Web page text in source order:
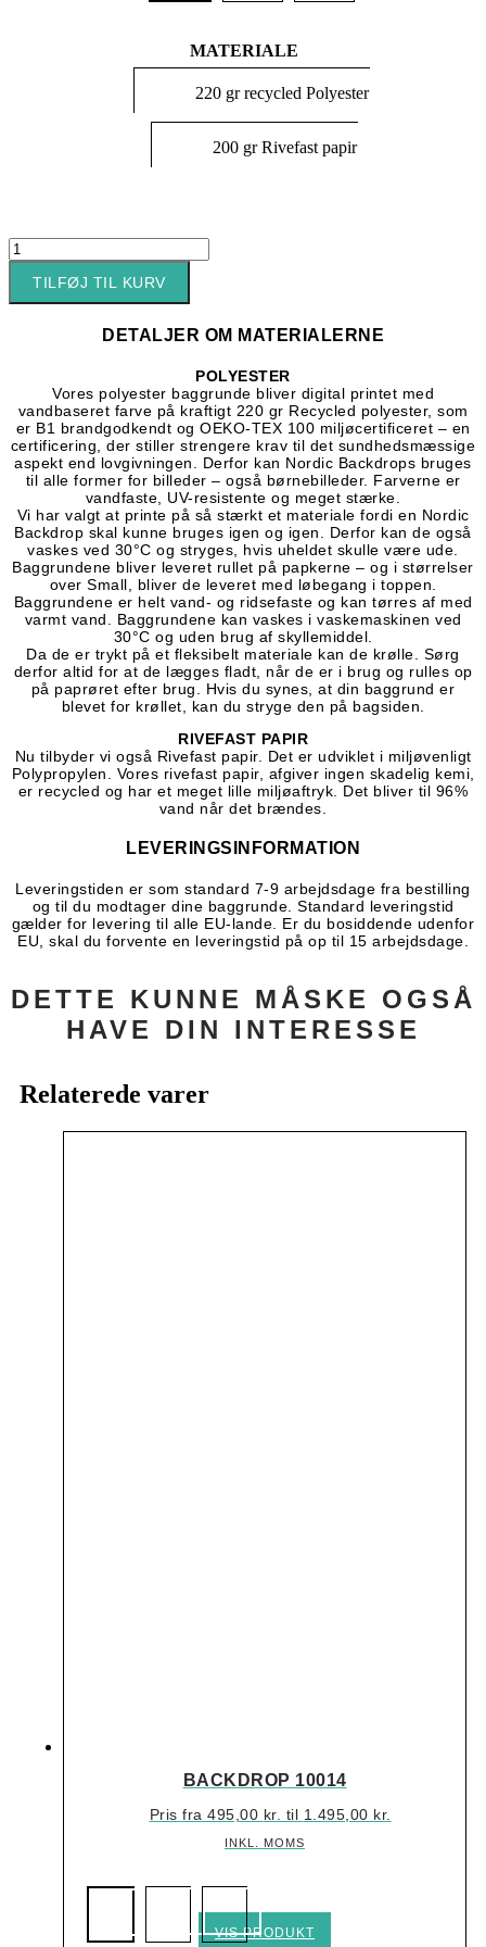
MATERIALE
220 gr recycled Polyester
200 gr Rivefast papir
Putty
dark
wine
red
TILFØJ TIL KURV
DETALJER OM MATERIALERNE
POLYESTER
Vores polyester baggrunde bliver digital printet med
vandbaseret farve på kraftigt 220 gr Recycled polyester, som
er B1 brandgodkendt og OEKO-TEX 100 miljøcertificeret – en
certificering, der stiller strengere krav til det sundhedsmæssige
aspekt end lovgivningen. Derfor kan Nordic Backdrops bruges
til alle former for billeder – også børnebilleder. Farverne er
vandfaste, UV-resistente og meget stærke.
Vi har valgt at printe på så stærkt et materiale fordi en Nordic
Backdrop skal kunne bruges igen og igen. Derfor kan de også
vaskes ved 30°C og stryges, hvis uheldet skulle være ude.
Baggrundene bliver leveret rullet på papkerne – og i størrelser
over Small, bliver de leveret med løbegang i toppen.
Baggrundene er helt vand- og ridsefaste og kan tørres af med
varmt vand. Baggrundene kan vaskes i vaskemaskinen ved
30°C og uden brug af skyllemiddel.
Da de er trykt på et fleksibelt materiale kan de krølle. Sørg
derfor altid for at de lægges fladt, når de er i brug og rulles op
på paprøret efter brug. Hvis du synes, at din baggrund er
blevet for krøllet, kan du stryge den på bagsiden.
RIVEFAST PAPIR
Nu tilbyder vi også Rivefast papir.
Det er udviklet i miljøvenligt
Polypropylen. Vores rivefast papir, afgiver ingen skadelig kemi,
er recycled og har et meget lille miljøaftryk. Det bliver til 96%
vand når det brændes.
LEVERINGSINFORMATION
Leveringstiden er som standard 7-9 arbejdsdage fra bestilling
og til du modtager dine baggrunde. Standard leveringstid
gælder for levering til alle EU-lande. Er du bosiddende udenfor
EU, skal du forvente en leveringstid på op til 15 arbejdsdage.
DETTE KUNNE MÅSKE OGSÅ
HAVE DIN INTERESSE
Relaterede varer
BACKDROP 10014
Pris fra 495,00 kr. til 1.495,00 kr.
INKL. MOMS
VIS PRODUKT
vare